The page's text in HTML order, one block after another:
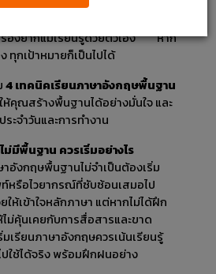
รื่องยากแม้เรียนรู้ด้วยตัวเอง หาก
กเป้าหมายก็เป็นไปได้
4 เทคนิคเรียนภาษาอังกฤษพื้นฐาน
ห้คุณสร้างพื้นฐานได้อย่างมั่นใจ และ
ระจำวันและการทำงาน
มีพื้นฐาน ควรเริ่มอย่างไร
าอังกฤษพื้นฐานไม่จำเป็นต้องเริ่ม
หรือไวยากรณ์ที่ซับซ้อนเสมอไป
ให้เข้าใจหลักภาษา แต่หากไม่ได้ฝึก
ไม่คุ้นเคยกับการสื่อสารและขาด
เรียนภาษาอังกฤษควรเน้นเรียนรู้
ใช้ได้จริง พร้อมฝึกฝนอย่าง